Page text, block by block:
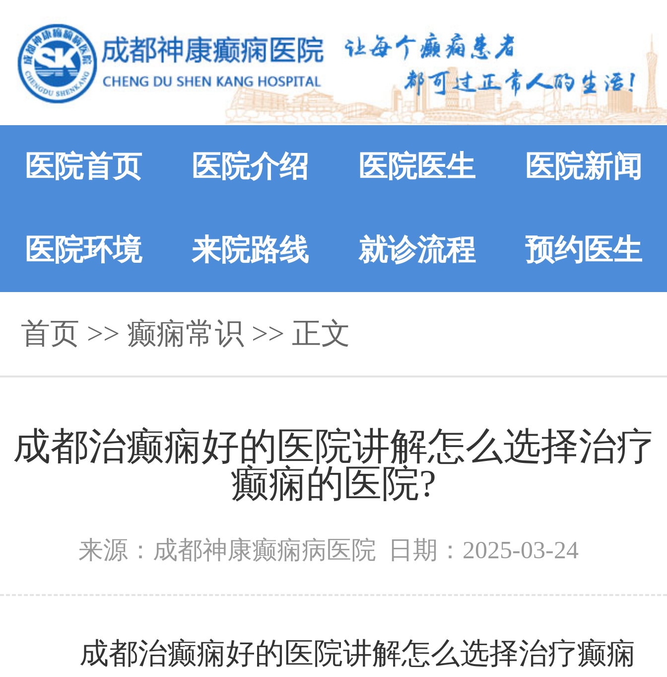
医院首页 医院介绍 医院医生 医院新闻
医院环境 来院路线 就诊流程 预约医生
首页 >> 癫痫常识 >> 正文
成都治癫痫好的医院讲解怎么选择治疗
癫痫的医院?
来源：成都神康癫痫病医院 日期：2025-03-24
成都治癫痫好的医院讲解怎么选择治疗癫痫